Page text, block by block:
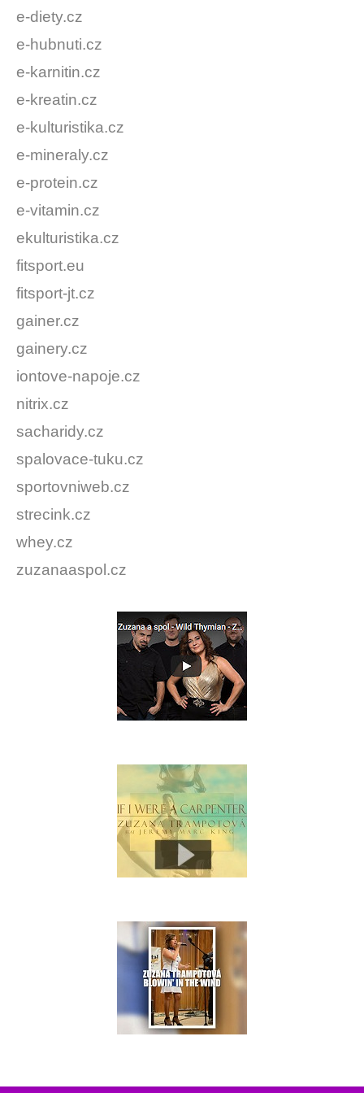
e-diety.cz
e-hubnuti.cz
e-karnitin.cz
e-kreatin.cz
e-kulturistika.cz
e-mineraly.cz
e-protein.cz
e-vitamin.cz
ekulturistika.cz
fitsport.eu
fitsport-jt.cz
gainer.cz
gainery.cz
iontove-napoje.cz
nitrix.cz
sacharidy.cz
spalovace-tuku.cz
sportovniweb.cz
strecink.cz
whey.cz
zuzanaaspol.cz